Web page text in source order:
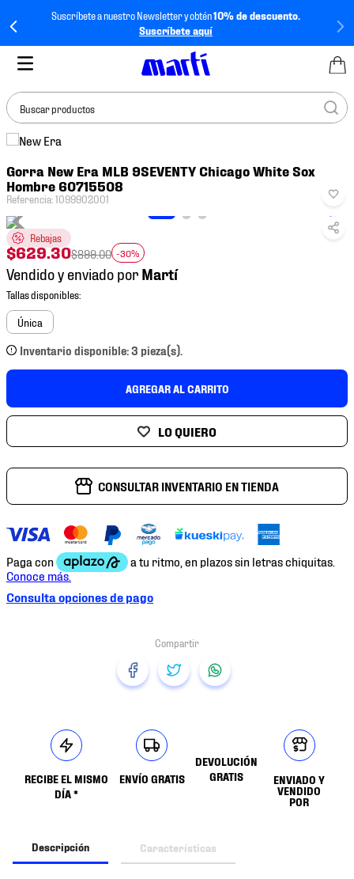
Suscríbete a nuestro Newsletter y obtén10% de descuento.
Suscríbete aquí
Buscar productos
Gorra New Era MLB 9SEVENTY Chicago White Sox
Hombre 60715508
Referencia:1099902001
Rebajas
$629.30$899.00 -30%
Vendido y enviado por
Única
Inventario disponible: 3 pieza(s).
AGREGAR AL CARRITO
CONSULTAR INVENTARIO EN TIENDA
Consulta opciones de pago
RECIBE EL MISMO
DÍA *
ENVÍO GRATIS
DEVOLUCIÓN
GRATIS
ENVIADO Y
VENDIDO
POR
Descripción Características
BUSCADOS
1.
tenis mujer
2.
3.
tenis
4.
tenis futbol
5.
jersey
6.
mochila
9.
tenis niño
10. tenis nike